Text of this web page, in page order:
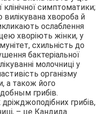
симптоматики;
вилікувана хвороба й
ослаблення
хворіють жінки, у
схильність до
бактеріальної
молочниці у
організму
а також його
грибів.
грибів,
– це Кандида